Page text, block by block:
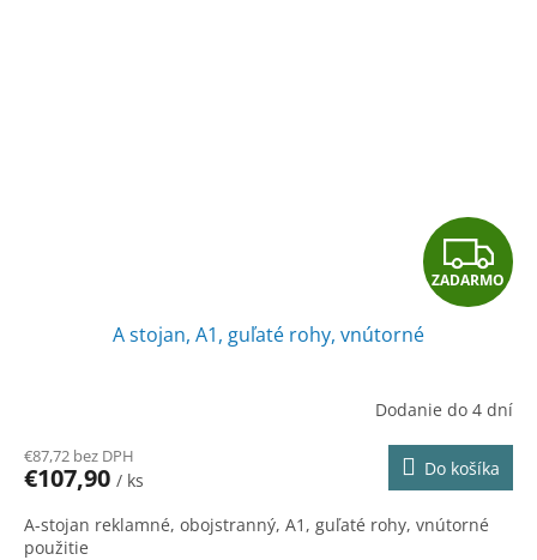
Z
A
A
R
M
ZADARMO
A stojan, A1, guľaté rohy, vnútorné
Dodanie do 4 dní
€87,72 bez DPH
€107,90 / ks
Do košíka
A-stojan reklamné, obojstranný, A1, guľaté rohy, vnútorné
použitie